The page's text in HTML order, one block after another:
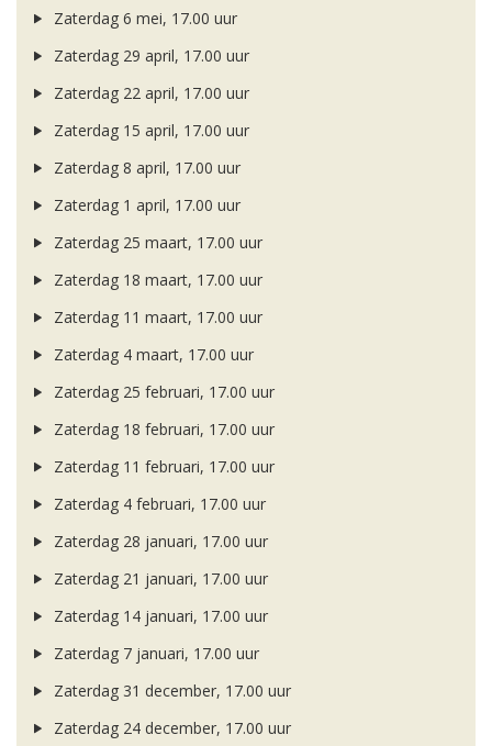
Zaterdag 6 mei, 17.00 uur
Zaterdag 29 april, 17.00 uur
Zaterdag 22 april, 17.00 uur
Zaterdag 15 april, 17.00 uur
Zaterdag 8 april, 17.00 uur
Zaterdag 1 april, 17.00 uur
Zaterdag 25 maart, 17.00 uur
Zaterdag 18 maart, 17.00 uur
Zaterdag 11 maart, 17.00 uur
Zaterdag 4 maart, 17.00 uur
Zaterdag 25 februari, 17.00 uur
Zaterdag 18 februari, 17.00 uur
Zaterdag 11 februari, 17.00 uur
Zaterdag 4 februari, 17.00 uur
Zaterdag 28 januari, 17.00 uur
Zaterdag 21 januari, 17.00 uur
Zaterdag 14 januari, 17.00 uur
Zaterdag 7 januari, 17.00 uur
Zaterdag 31 december, 17.00 uur
Zaterdag 24 december, 17.00 uur